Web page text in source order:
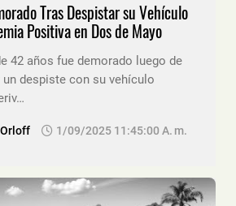
Tras Despistar su Vehículo
Positiva en Dos de Mayo
42 años fue demorado luego de
despiste con su vehículo
1/09/2025 11:45:00 A. M.